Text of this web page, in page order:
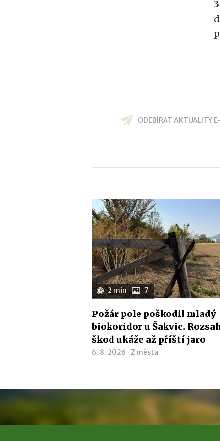
ODEBÍRAT AKTUALITY
2 min 7
Požár pole poškodil mladý
biokoridor u Šakvic.
škod ukáže až příští jaro
6. 8. 2026 · Z města